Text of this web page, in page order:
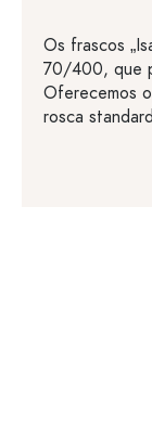
Os frascos
70/400, que
Oferecemos
rosca